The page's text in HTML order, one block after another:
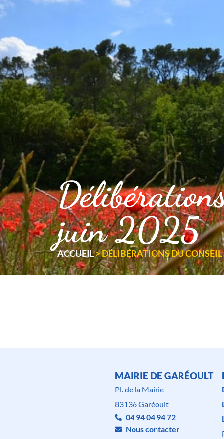
juin 2025
ACCUEIL>DÉLIBÉRATIONS DU
MAIRIE DE GARÉOULT
Pl. de la Mairie
83136 Garéoult
04 94 04 94 72
Nous contacter